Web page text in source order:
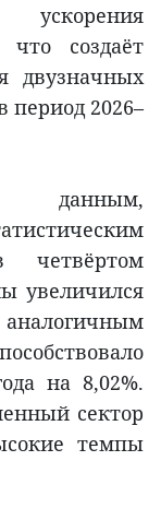
что создаёт
двузначных
период 2026–
данным,
четвёртом
увеличился
на 8,02%.
сектор
темпы